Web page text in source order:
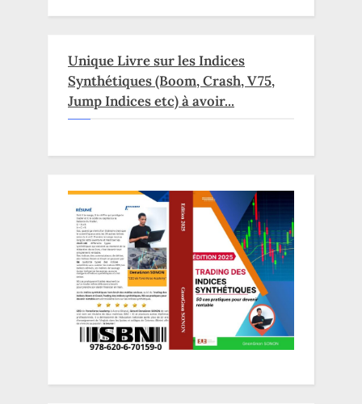
Unique Livre sur les Indices
Synthétiques (Boom, Crash, V75,
Jump Indices etc) à avoir...